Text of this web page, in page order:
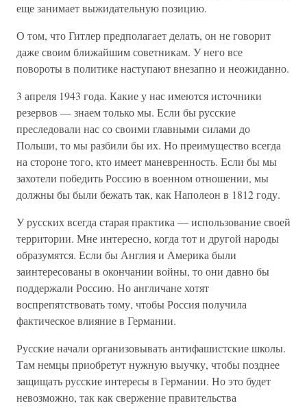
еще занимает выжидательную позицию.
О том, что Гитлер предполагает делать, он не говорит
даже своим ближайшим советникам. У него все
повороты в политике наступают внезапно и неожиданно.
3 апреля 1943 года. Какие у нас имеются источники
резервов — знаем только мы. Если бы русские
преследовали нас со своими главными силами до
Польши, то мы разбили бы их. Но преимущество всегда
на стороне того, кто имеет маневренность. Если бы мы
захотели победить Россию в военном отношении, мы
должны бы были бежать так, как Наполеон в 1812 году.
У русских всегда старая практика — использование своей
территории. Мне интересно, когда тот и другой народы
образумятся. Если бы Англия и Америка были
заинтересованы в окончании войны, то они давно бы
поддержали Россию. Но англичане хотят
воспрепятствовать тому, чтобы Россия получила
фактическое влияние в Германии.
Русские начали организовывать антифашистские школы.
Там немцы приобретут нужную выучку, чтобы позднее
защищать русские интересы в Германии. Но это будет
невозможно, так как свержение правительства